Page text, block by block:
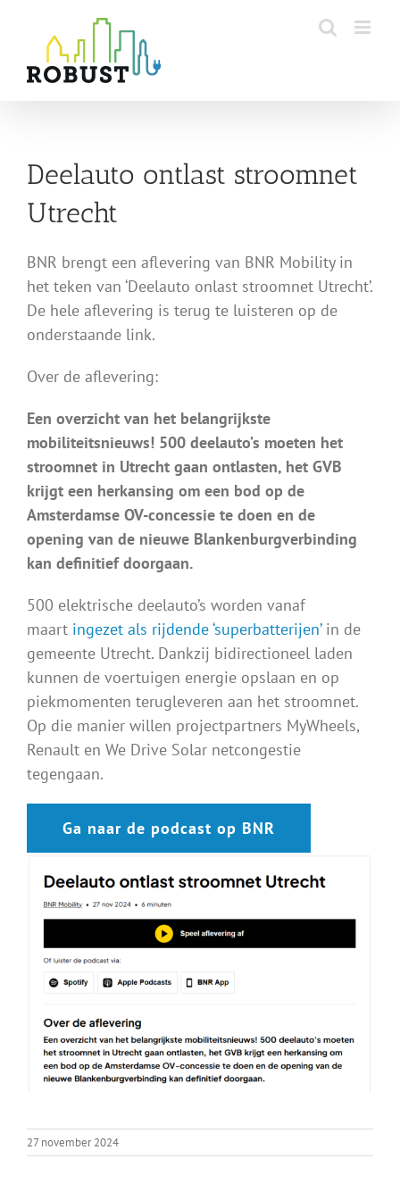
content
Deelauto ontlast stroomnet
Utrecht
BNR brengt een aflevering van BNR Mobility in
het teken van ‘Deelauto onlast stroomnet Utrecht’.
De hele aflevering is terug te luisteren op de
onderstaande link.
Over de aflevering:
Een overzicht van het belangrijkste
mobiliteitsnieuws! 500 deelauto’s moeten het
stroomnet in Utrecht gaan ontlasten, het GVB
krijgt een herkansing om een bod op de
Amsterdamse OV-concessie te doen en de
opening van de nieuwe Blankenburgverbinding
kan definitief doorgaan.
500 elektrische deelauto’s worden vanaf
maart ingezet als rijdende ‘superbatterijen’in de
gemeente Utrecht. Dankzij bidirectioneel laden
kunnen de voertuigen energie opslaan en op
piekmomenten terugleveren aan het stroomnet.
Op die manier willen projectpartners MyWheels,
Renault en We Drive Solar netcongestie
tegengaan.
Ga naar de podcast op BNR
27 november 2024